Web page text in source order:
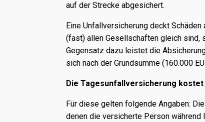
auf der Strecke abgesichert.
Eine Unfallversicherung deckt
(fast) allen Gesellschaften gleich sind,
Gegensatz dazu leistet die
sich nach der Grundsumme (160.000
Die Tagesunfallversicherung kostet
Für diese gelten folgende Angaben:
denen die versicherte Person